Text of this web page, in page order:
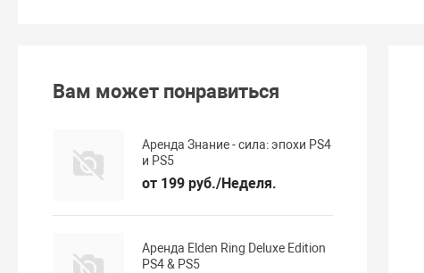
Вам может понравиться
Аренда Знание - сила: эпохи PS4
и PS5
от 199 руб./Неделя.
Аренда Elden Ring Deluxe Edition
PS4 & PS5